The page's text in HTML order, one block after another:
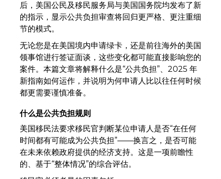
后，美国公民及移民服务局与美国国务院均发布了新
的指示，显示公共负担审查将回归更严格、更注重细
节的模式。
无论您是在美国境内申请绿卡，还是前往海外的美国
领事馆进行签证面谈，这些变化都可能直接影响您的
案件。本篇文章将解释什么是“公共负担”、2025 年
新指南如何运作，并说明为何申请人比以往任何时候
都更需要谨慎准备。
什么是公共负担规则
美国移民法要求移民官判断某位申请人是否“在任何
时间都有可能成为公共负担”——换言之，是否可能
在未来依赖政府提供的经济支持。这是一项前瞻性
的、基于“整体情况”的综合评估。